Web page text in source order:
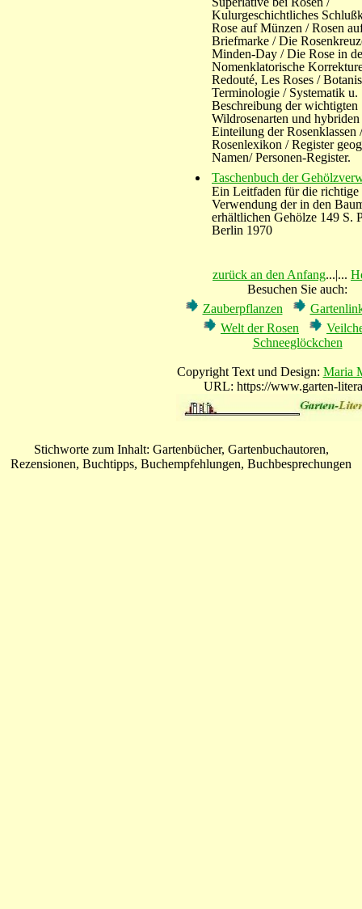
Kulurgeschichtliches
Rose auf Münzen / Rosen
Briefmarke / Die
Minden-Day / Die Rose in
Nomenklatorische
Redouté, Les Roses /
Terminologie / Systematik u.
Beschreibung der wichtigten
Wildrosenarten und hybriden
Einteilung der Rosenklassen /
Rosenlexikon / Register
Namen/ Personen-Register.
Taschenbuch der
Ein Leitfaden für die richtige
Verwendung der in den
erhältlichen Gehölze 149 S.
Berlin 1970
zurück an den Anfang...|...
Besuchen Sie auch:
Zauberpflanzen
Welt der Rosen
Schneeglöckchen
Copyright Text und Design: Maria
URL: https://www.garten-
Stichworte zum Inhalt: Gartenbücher, Gartenbuchautoren,
Rezensionen, Buchtipps, Buchempfehlungen, Buchbesprechungen